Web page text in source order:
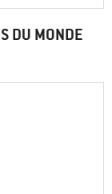
DU MONDE